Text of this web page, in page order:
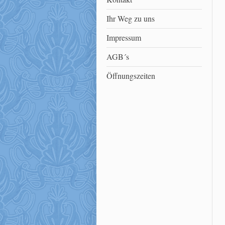
Ihr Weg zu uns
Impressum
AGB´s
Öffnungszeiten